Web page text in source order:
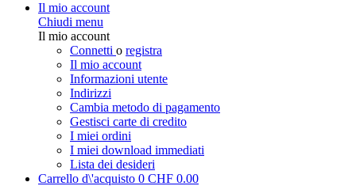
Il mio account
Chiudi menu
Il mio account
Connetti o registra
Il mio account
Informazioni utente
Indirizzi
Cambia metodo di pagamento
Gestisci carte di credito
I miei ordini
I miei download immediati
Lista dei desideri
Carrello d\'acquisto 0 CHF 0.00